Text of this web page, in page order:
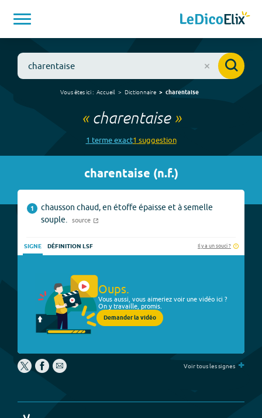
Vous êtes ici : Accueil Dictionnaire charentaise
« charentaise»
1 termeexact1 suggestion
charentaise (n.f.)
1
chausson chaud, en étoffe épaisse et à semelle
souple.
source
SIGNE DÉFINITION LSF Il y a un souci ?
Oups.
Vous aussi, vous aimeriez voir une vidéo ici ?
On y travaille, promis.
Demander la vidéo
Voir tous les signes +